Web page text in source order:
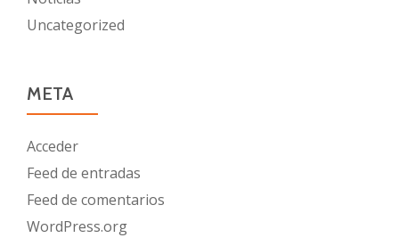
Uncategorized
META
Acceder
Feed de entradas
Feed de comentarios
WordPress.org